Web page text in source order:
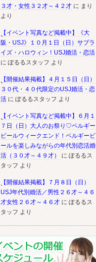
３才・女性３２才～４２才 に まり
より
【イベント写真など掲載中】《大
阪・USJ》１０月１日（日）サプラ
イズ・ハロウィン！USJ婚活・恋活
に ぽるるスタッフ より
【開催結果掲載】４月１５日（日）
３０代・４０代限定のUSJ婚活・恋
活 に ぽるるスタッフ より
【イベント写真など掲載中】６月１
７日（日）大人のお祭り♡ベルギー
ビールウィークエンド！ベルギービ
ールを楽しみながらの年代別恋活婚
活（３０才～４９才）
に ぽるるス
タッフ より
【開催結果掲載】７月８日（日）
USJ年代別婚活／男性２６才～４６
才女性２６才～４６才 に ぽるるス
タッフ より